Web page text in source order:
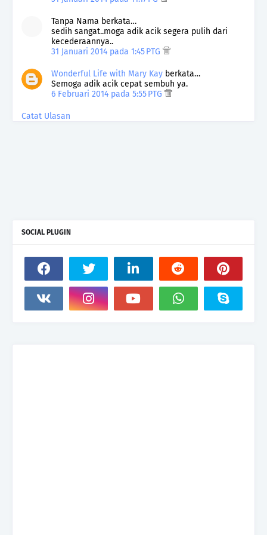
Tanpa Nama berkata…
sedih sangat..moga adik acik segera pulih dari
kecederaannya..
31 Januari 2014 pada 1:45 PTG
Wonderful Life with Mary Kay berkata…
Semoga adik acik cepat sembuh ya.
6 Februari 2014 pada 5:55 PTG
Catat Ulasan
SOCIAL PLUGIN